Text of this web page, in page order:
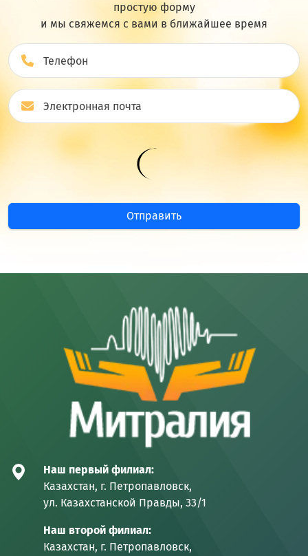
простую форму
и мы свяжемся с вами в ближайшее врeмя
Отправить
Наш первый филиал:
Казахстан, г. Петропавловск,
ул. Казахстанской Правды, 33/1
Наш второй филиал:
Казахстан, г. Петропавловск,